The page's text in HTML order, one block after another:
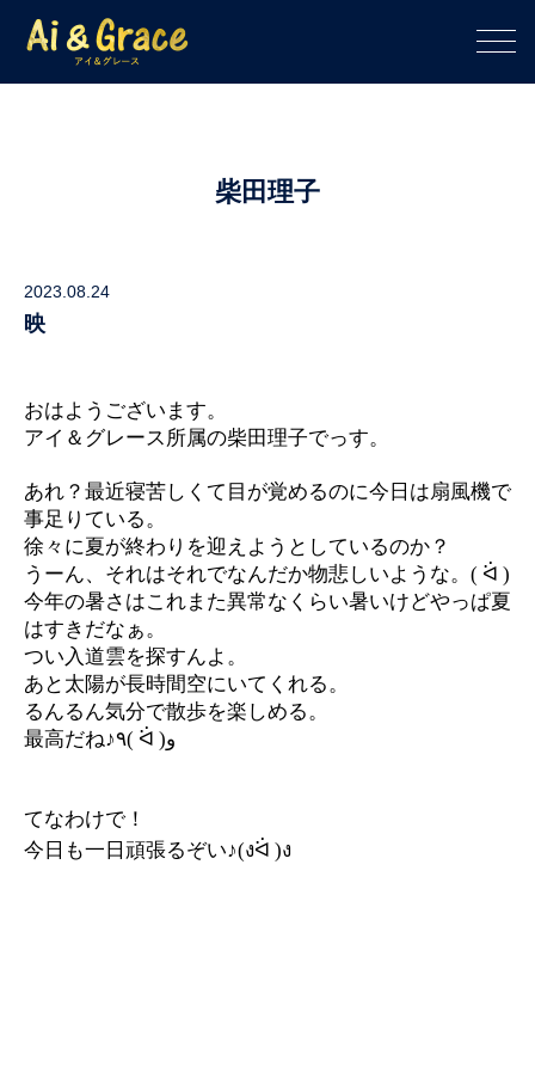
柴田理子
2023.08.24
映
おはようございます。
アイ＆グレース所属の柴田理子でっす。
あれ？最近寝苦しくて目が覚めるのに今日は扇風機で
事足りている。
徐々に夏が終わりを迎えようとしているのか？
うーん、それはそれでなんだか物悲しいような。 ( ᐛ )
今年の暑さはこれまた異常なくらい暑いけどやっぱ夏
はすきだなぁ。
つい入道雲を探すんよ。
あと太陽が長時間空にいてくれる。
るんるん気分で散歩を楽しめる。
最高だね♪٩( ᐛ )و
てなわけで！
今日も一日頑張るぞい♪(งᐛ )ง